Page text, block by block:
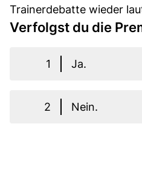
Trainerdebatte wieder
Verfolgst du die
1 Ja.
2 Nein.